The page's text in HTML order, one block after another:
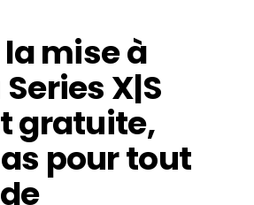
la mise à
X|S
gratuite,
pour tout